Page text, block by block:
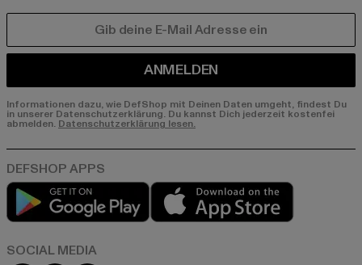
ANMELDEN
Informationen dazu, wie DefShop mit Deinen Daten umgeht, findest Du
in unserer Datenschutzerklärung. Du kannst Dich jederzeit kostenfei
abmelden. Datenschutzerklärung lesen.
Play market